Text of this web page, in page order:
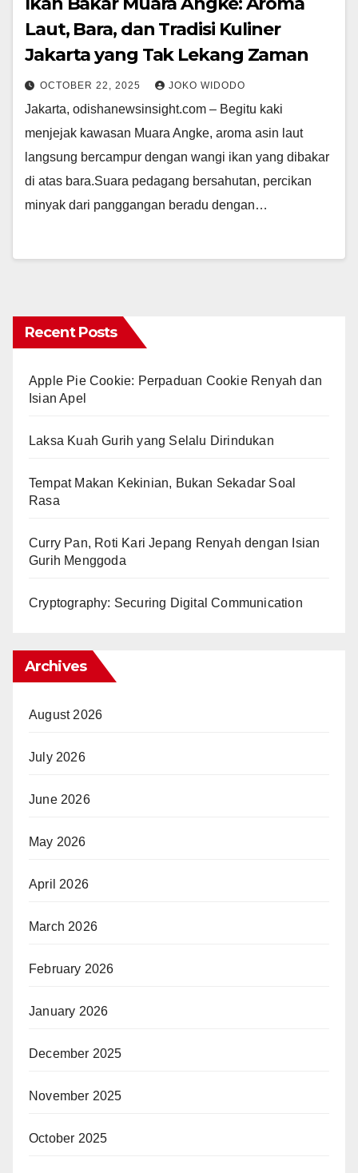
Laut, Bara, dan Tradisi Kuliner
Jakarta yang Tak Lekang Zaman
OCTOBER 22, 2025 JOKO WIDODO
Jakarta, odishanewsinsight.com – Begitu kaki
menjejak kawasan Muara Angke, aroma asin laut
langsung bercampur dengan wangi ikan yang dibakar
di atas bara.Suara pedagang bersahutan, percikan
minyak dari panggangan beradu dengan…
Recent Posts
Apple Pie Cookie: Perpaduan Cookie Renyah dan
Isian Apel
Laksa Kuah Gurih yang Selalu Dirindukan
Tempat Makan Kekinian, Bukan Sekadar Soal
Rasa
Curry Pan, Roti Kari Jepang Renyah dengan Isian
Gurih Menggoda
Cryptography: Securing Digital Communication
Archives
August 2026
July 2026
June 2026
May 2026
April 2026
March 2026
February 2026
January 2026
December 2025
November 2025
October 2025